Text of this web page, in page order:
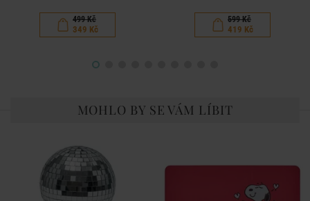
499 Kč
349 Kč
599 Kč
419 Kč
MOHLO BY SE VÁM LÍBIT